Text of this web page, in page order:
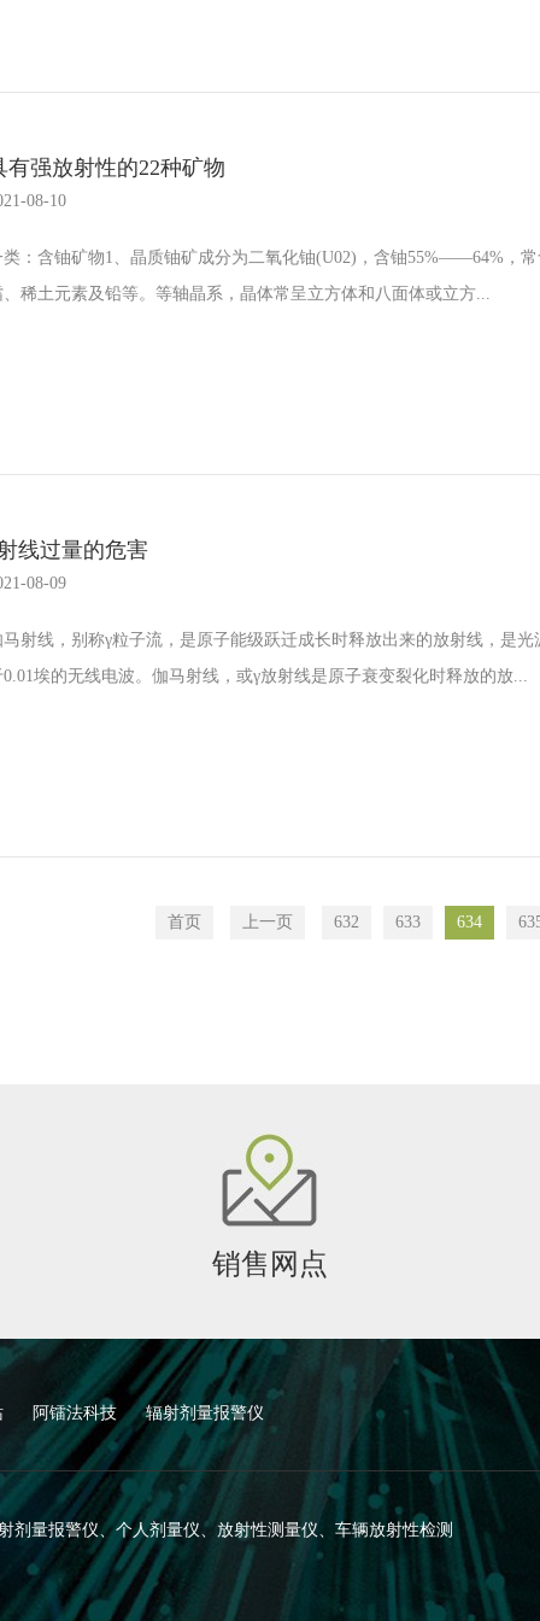
有强放射性的22种矿物
08-10
类：含铀矿物1、晶质铀矿成分为二氧化铀(U02)，含铀55%――64%，
、稀土元素及铅等。等轴晶系，晶体常呈立方体和八面体或立方...
线过量的危害
08-09
马射线，别称γ粒子流，是原子能级跃迁成长时释放出来的放射线，是光
0.01埃的无线电波。伽马射线，或γ放射线是原子衰变裂化时释放的放...
首页 上一页 632 633 634
销售网点
阿镭法科技 辐射剂量报警仪
剂量报警仪、个人剂量仪、放射性测量仪、车辆放射性检测